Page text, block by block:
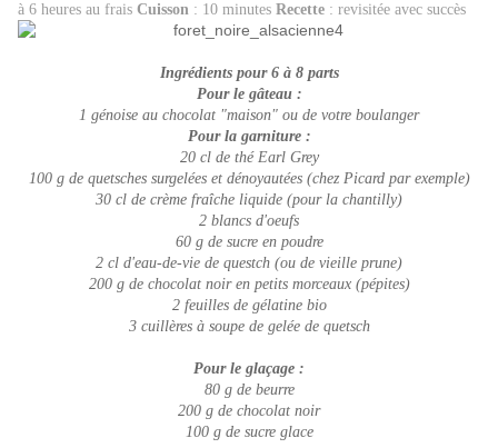
à 6 heures au frais Cuisson : 10 minutes Recette : revisitée avec succès
Ingrédients pour 6 à 8 parts
Pour le gâteau :
1 génoise au chocolat "maison" ou de votre boulanger
Pour la garniture :
20 cl de thé Earl Grey
100 g de quetsches surgelées et dénoyautées (chez Picard par exemple)
30 cl de crème fraîche liquide (pour la chantilly)
2 blancs d'oeufs
60 g de sucre en poudre
2 cl d'eau-de-vie de questch (ou de vieille prune)
200 g de chocolat noir en petits morceaux (pépites)
2 feuilles de gélatine bio
3 cuillères à soupe de gelée de quetsch
Pour le glaçage :
80 g de beurre
200 g de chocolat noir
100 g de sucre glace